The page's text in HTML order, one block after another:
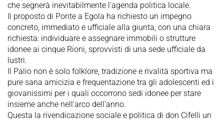
che segnerà inevitabilmente l'agenda politica locale.
Il proposto di Ponte a Egola ha richiesto un impegno
concreto, immediato e ufficiale alla giunta, con una chiara
richiesta: individuare e assegnare immobili o strutture
idonee ai cinque Rioni, sprovvisti di una sede ufficiale da
lustri.
Il Palio non è solo folklore, tradizione e rivalità sportiva ma
pure sana amicizia e frequentazione tra gli adolescenti ed i
giovanissimi per i quali occorrono sedi idonee per stare
insieme anche nell'arco dell'anno.
Questa la rivendicazione sociale e politica di don Cifelli un